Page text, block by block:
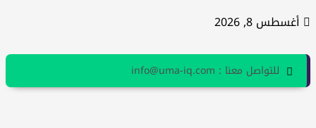
أغسطس 8, 2026
للتواصل معنا : info@uma-iq.com